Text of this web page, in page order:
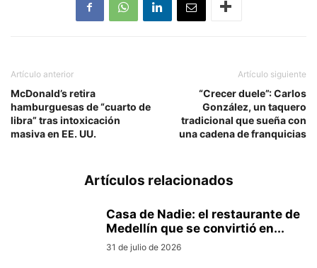
Artículo anterior
McDonald’s retira
hamburguesas de “cuarto de
libra” tras intoxicación
masiva en EE. UU.
Artículo siguiente
“Crecer duele”: Carlos
González, un taquero
tradicional que sueña con
una cadena de franquicias
Artículos relacionados
Casa de Nadie: el restaurante de
Medellín que se convirtió en...
31 de julio de 2026